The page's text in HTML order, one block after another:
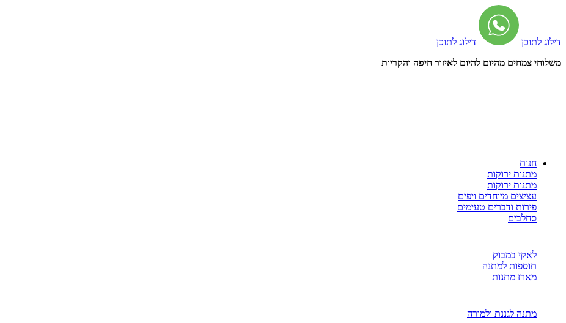
דילוג לתוכן
דילוג לתוכן
משלוחי צמחים מהיום להיום לאיזור חיפה והקריות
חנות
מתנות ירוקות
מתנות ירוקות
עציצים מיוחדים ויפים
פירות ודברים טעימים
סחלבים
לאקי במבוק
תוספות למתנה
מארז מתנות
מתנה לגננת ולמורה